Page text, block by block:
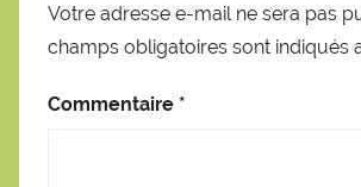
Votre adresse e-mail ne sera pas
champs obligatoires sont indiqués
Commentaire *